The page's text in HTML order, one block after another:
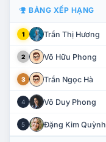
BẢNG XẾP HẠNG
1 Trần Thị Hương
2 Võ Hữu Phong
3 Trần Ngọc Hà
4 Võ Duy Phong
5 Đặng Kim Quỳnh